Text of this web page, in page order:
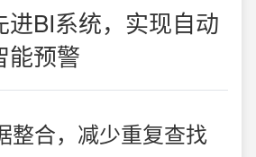
进BI系统，实现自动
能预警
整合，减少重复查找